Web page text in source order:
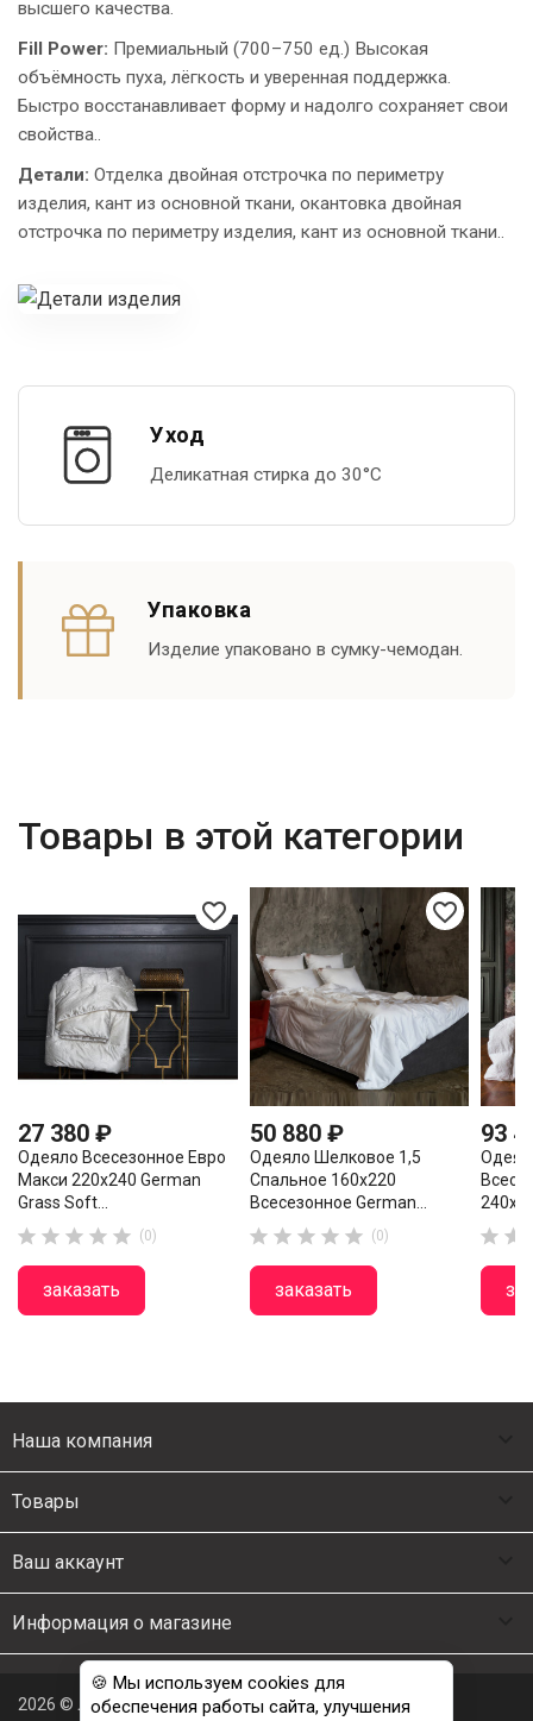
высшего качества.
Fill Power: Премиальный (700–750 ед.) Высокая
объёмность пуха, лёгкость и уверенная поддержка.
Быстро восстанавливает форму и надолго сохраняет свои
свойства..
Детали: Отделка двойная отстрочка по периметру
изделия, кант из основной ткани, окантовка двойная
отстрочка по периметру изделия, кант из основной ткани..
Уход
Деликатная стирка до 30°С
Упаковка
Изделие упаковано в сумку-чемодан.
Товары в этой категории
favorite_border
27 380 ₽
Одеяло Всесезонное Евро
Макси 220х240 German
Grass Soft...
     (0)
заказать
favorite_border
50 880 ₽
Одеяло Шелковое 1,5
Спальное 160х220
Всесезонное German...
     (0)
заказать
93
 
Наша компания
Товары
Ваш аккаунт
Информация о магазине
2026 © Люкс Постель
🍪 Мы используем cookies для
обеспечения работы сайта, улучшения